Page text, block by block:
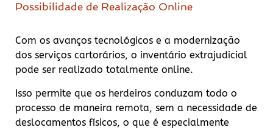
Possibilidade de Realização Online
Com os avanços tecnológicos e a modernização
dos serviços cartorários, o inventário extrajudicial
pode ser realizado totalmente online.
Isso permite que os herdeiros conduzam todo o
processo de maneira remota, sem a necessidade de
deslocamentos físicos, o que é especialmente